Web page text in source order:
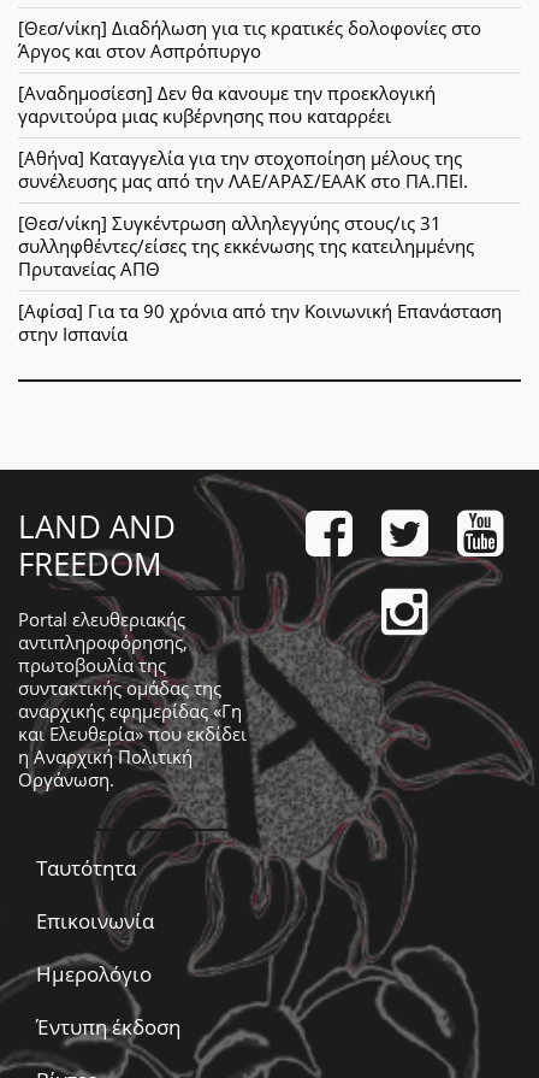
[Θεσ/νίκη] Διαδήλωση για τις κρατικές δολοφονίες στο
Άργος και στον Ασπρόπυργο
[Αναδημοσίεση] Δεν θα κανουμε την προεκλογική
γαρνιτούρα μιας κυβέρνησης που καταρρέει
[Αθήνα] Καταγγελία για την στοχοποίηση μέλους της
συνέλευσης μας από την ΛΑΕ/ΑΡΑΣ/ΕΑΑΚ στο ΠΑ.ΠΕΙ.
[Θεσ/νίκη] Συγκέντρωση αλληλεγγύης στους/ις 31
συλληφθέντες/είσες της εκκένωσης της κατειλημμένης
Πρυτανείας ΑΠΘ
[Αφίσα] Για τα 90 χρόνια από την Κοινωνική Επανάσταση
στην Ισπανία
LAND AND
FREEDOM
Portal ελευθεριακής
αντιπληροφόρησης,
πρωτοβουλία της
συντακτικής ομάδας της
αναρχικής εφημερίδας «Γη
και Ελευθερία» που εκδίδει
ηΑναρχική Πολιτική
Οργάνωση.
Ταυτότητα
Επικοινωνία
Ημερολόγιο
Έντυπη έκδοση